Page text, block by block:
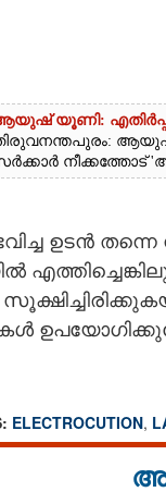
യൂണി:
ആയുഷ്
നീക്കത്തോട്
ഉടൻ തന്നെ
ELECTROCUTION,